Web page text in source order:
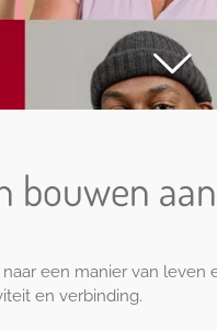
bouwen
een manier van leven
en verbinding.